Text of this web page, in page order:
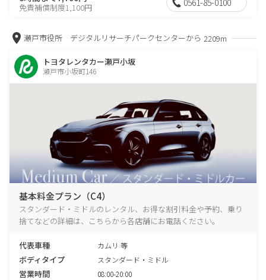
免責補償制度1,100円
瀬戸市役所 デジタルリサーチパークセンターから 2209m
トヨタレンタカー瀬戸小坂
瀬戸市小坂町146
基本料金プラン（C4）
スタンダード・ミドルのレンタル、お得な割引料金や予約、乗り
捨てなどの詳細は、こちらから各店舗にお電話ください。
代表車種 カムリ 等
ボディタイプ スタンダード・ミドル
営業時間 08:00-20:00